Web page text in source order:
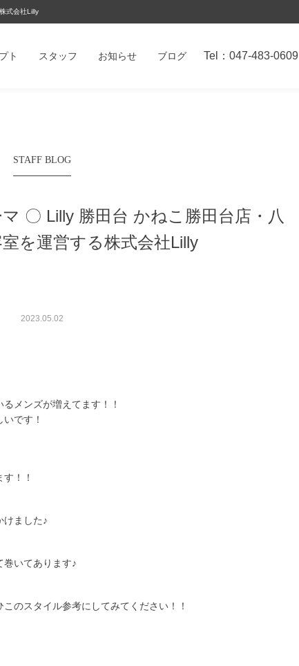
式会社Lilly
Tel：047-483-0609
ブログ
お知らせ
スタッフ
ト
STAFF BLOG
〇 Lilly 勝田台 かねこ 勝田台店・八
を運営する株式会社Lilly
2023.05.02
メンズが増えてます！！
です！
！！
けました♪
いてあります♪
のスタイル参考にしてみてください！！